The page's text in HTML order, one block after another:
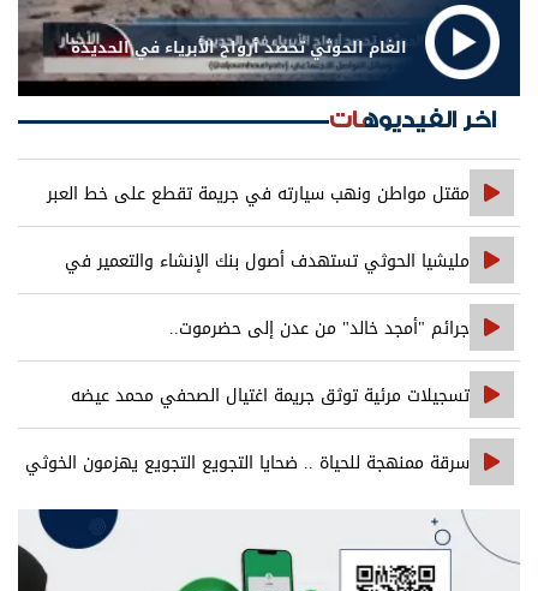
الغام الحوثي تحصد أرواح الأبرياء في الحديدة
اخر الفيديوهات
مقتل مواطن ونهب سيارته في جريمة تقطع على خط العبر
مليشيا الحوثي تستهدف أصول بنك الإنشاء والتعمير في
صنعاء
جرائم "أمجد خالد" من عدن إلى حضرموت..
تسجيلات مرئية توثق جريمة اغتيال الصحفي محمد عيضه
سرقة ممنهجة للحياة .. ضحايا التجويع التجويع يهزمون الخوثي